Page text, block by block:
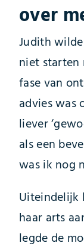
over
Judith
niet
fase van
advies was
liever
als een
was ik nog
Uiteindelijk
haar arts
legde de